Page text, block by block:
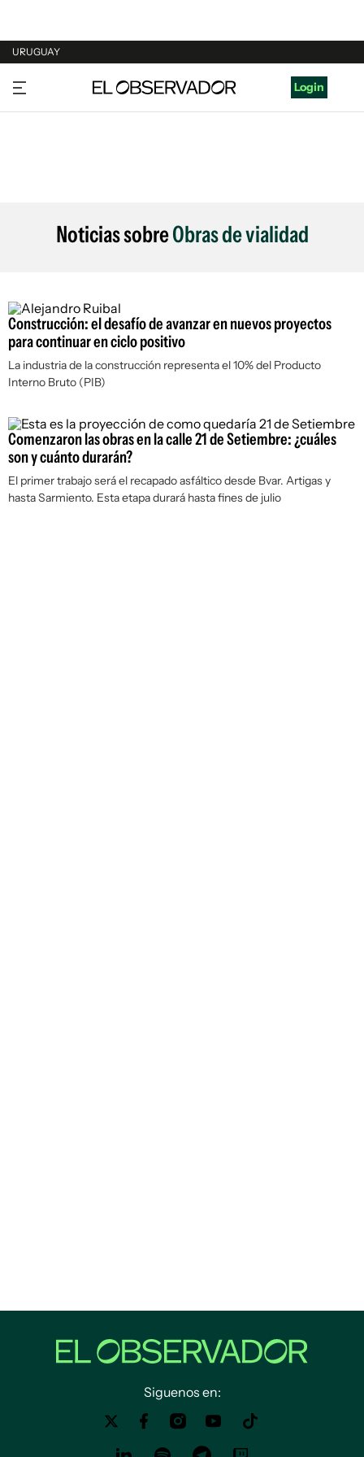
URUGUAY
URUGUAY
ARGENTINA
Login
Noticias sobreObras de vialidad
Construcción: el desafío de avanzar en nuevos proyectos
para continuar en ciclo positivo
La industria de la construcción representa el 10% del Producto
Interno Bruto (PIB)
Comenzaron las obras en la calle 21 de Setiembre: ¿cuáles
son y cuánto durarán?
El primer trabajo será el recapado asfáltico desde Bvar. Artigas y
hasta Sarmiento. Esta etapa durará hasta fines de julio
Siguenos en: